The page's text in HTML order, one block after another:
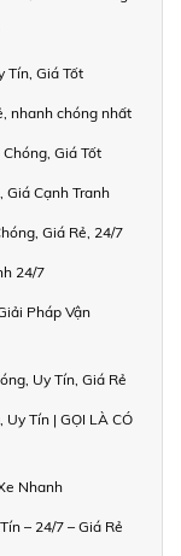
Tín, Giá Tốt
nhanh chóng nhất
Giá Tốt
Giá Cạnh Tranh
Giá Rẻ, 24/7
24/7
Pháp Vận
Uy Tín, Giá Rẻ
Uy Tín | GỌI LÀ CÓ
Nhanh
– 24/7 – Giá Rẻ